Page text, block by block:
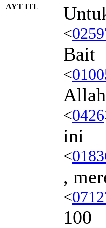
AYT ITL
<
Bait
<
Allah
<0426
ini
<
,
<
100